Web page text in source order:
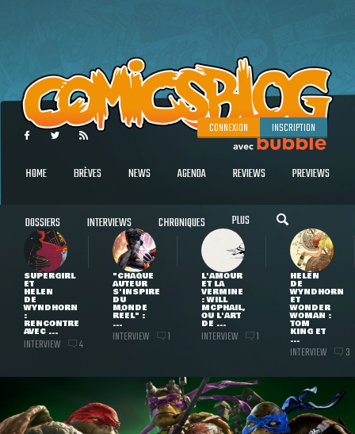
CONNEXION INSCRIPTION
HOME BRÈVES NEWS AGENDA REVIEWS PREVIEWS
DOSSIERS INTERVIEWS CHRONIQUES PLUS
SUPERGIRL
ET
HELEN
DE
WYNDHORN
:
RENCONTRE
AVEC ...
INTERVIEW 4
"CHAQUE
AUTEUR
S'INSPIRE
DU
MONDE
RÉEL" :
...
INTERVIEW 1
L'AMOUR
ET LA
VERMINE
: WILL
MCPHAIL,
OU L'ART
DE ...
INTERVIEW 1
HELEN
DE
WYNDHORN
ET
WONDER
WOMAN :
TOM
KING ET
...
INTERVIEW 3